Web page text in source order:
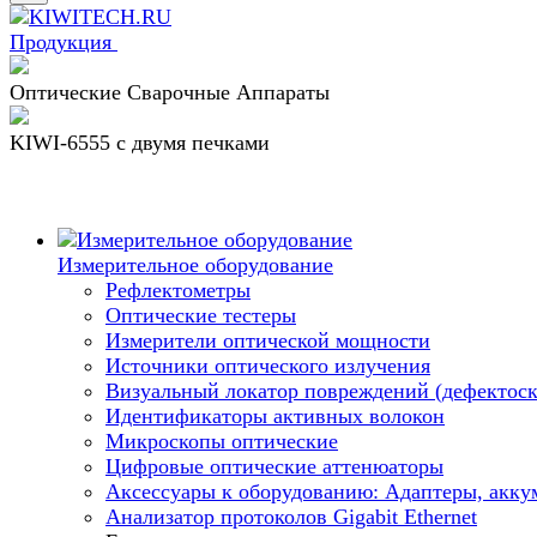
Продукция
Оптические Сварочные Аппараты
KIWI-6555 c двумя печками
Измерительное оборудование
Рефлектометры
Оптические тестеры
Измерители оптической мощности
Источники оптического излучения
Визуальный локатор повреждений
Идентификаторы активных волокон
Микроскопы оптические
Цифровые оптические аттенюаторы
Аксессуары к оборудованию: Адаптеры,
Анализатор протоколов Gigabit Ethernet